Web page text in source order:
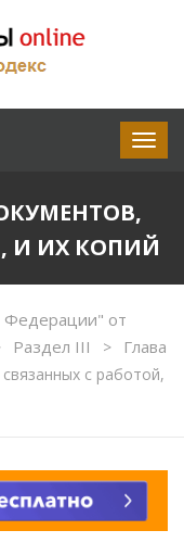
И ИХ КОПИЙ
Федерации" от
Раздел III >
Глава
с работой,